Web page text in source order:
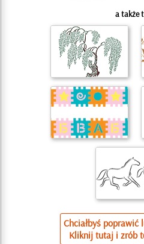
a także
Chciałbyś poprawić
Kliknij tutaj i zrób